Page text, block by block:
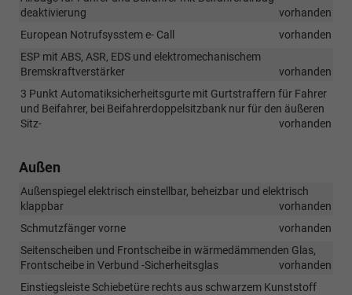
deaktivierung
vorhanden
European Notrufsysstem e- Call
vorhanden
ESP mit ABS, ASR, EDS und elektromechanischem
Bremskraftverstärker
vorhanden
3 Punkt Automatiksicherheitsgurte mit Gurtstraffern für Fahrer
und Beifahrer, bei Beifahrerdoppelsitzbank nur für den äußeren
Sitz-
vorhanden
Außen
Außenspiegel elektrisch einstellbar, beheizbar und elektrisch
klappbar
vorhanden
Schmutzfänger vorne
vorhanden
Seitenscheiben und Frontscheibe in wärmedämmenden Glas,
Frontscheibe in Verbund -Sicherheitsglas
vorhanden
Einstiegsleiste Schiebetüre rechts aus schwarzem Kunststoff